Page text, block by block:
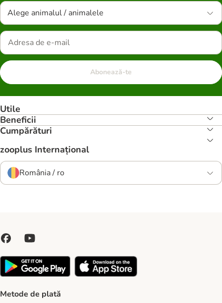
Alege animalul / animalele
Abonează-te
Utile
Beneficii
Cumpărături
zooplus Internațional
România / ro
Metode de plată